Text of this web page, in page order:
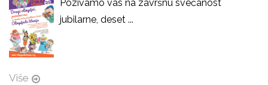
Pozivamo vas na završnu svečanost
jubilarne, deset ...
Više